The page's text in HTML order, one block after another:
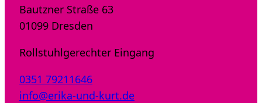
Bautzner Straße 63
01099 Dresden
Rollstuhlgerechter Eingang
0351 79211646
info@erika-und-kurt.de